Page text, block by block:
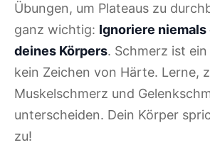
Übungen, um Plateaus zu
ganz wichtig: Ignoriere niemals
deines Körpers. Schmerz ist
kein Zeichen von Härte. Lerne,
Muskelschmerz und
unterscheiden. Dein Körper
zu!